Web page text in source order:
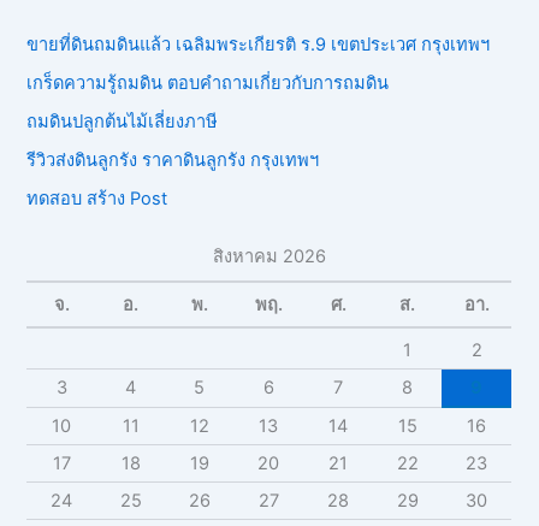
ขายที่ดินถมดินแล้ว เฉลิมพระเกียรติ ร.9 เขตประเวศ กรุงเทพฯ
เกร็ดความรู้ถมดิน ตอบคำถามเกี่ยวกับการถมดิน
ถมดินปลูกต้นไม้เลี่ยงภาษี
รีวิวส่งดินลูกรัง ราคาดินลูกรัง กรุงเทพฯ
ทดสอบ สร้าง Post
สิงหาคม 2026
จ. อ. พ. พฤ. ศ. ส. อา.
1
2
3
4 5 6 7 8
10
11 12 13 14 15
16
17
18 19 20 21 22
23
24
25 26 27 28 29
30